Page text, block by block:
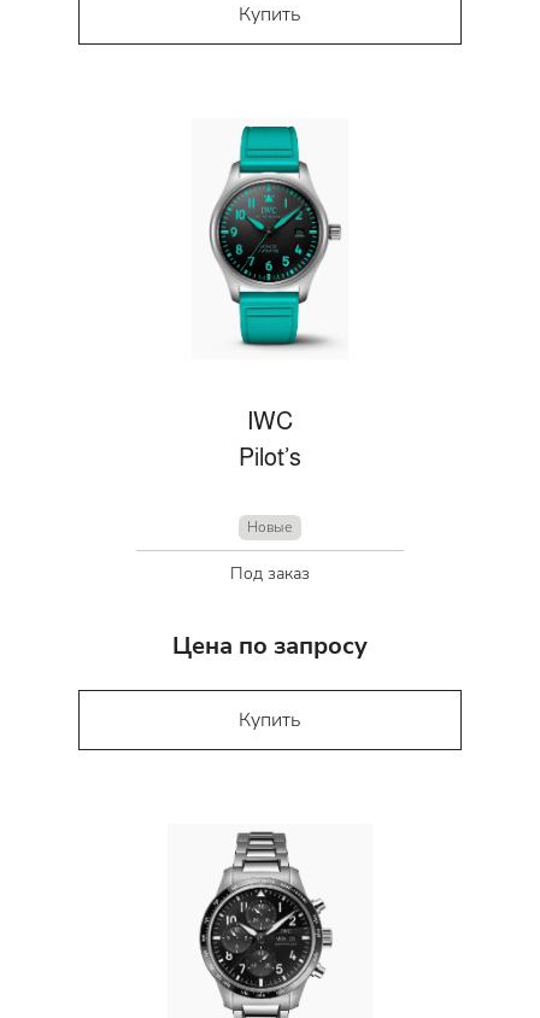
Купить
IWC
Pilot’s
Новые
Под заказ
Цена по запросу
Купить